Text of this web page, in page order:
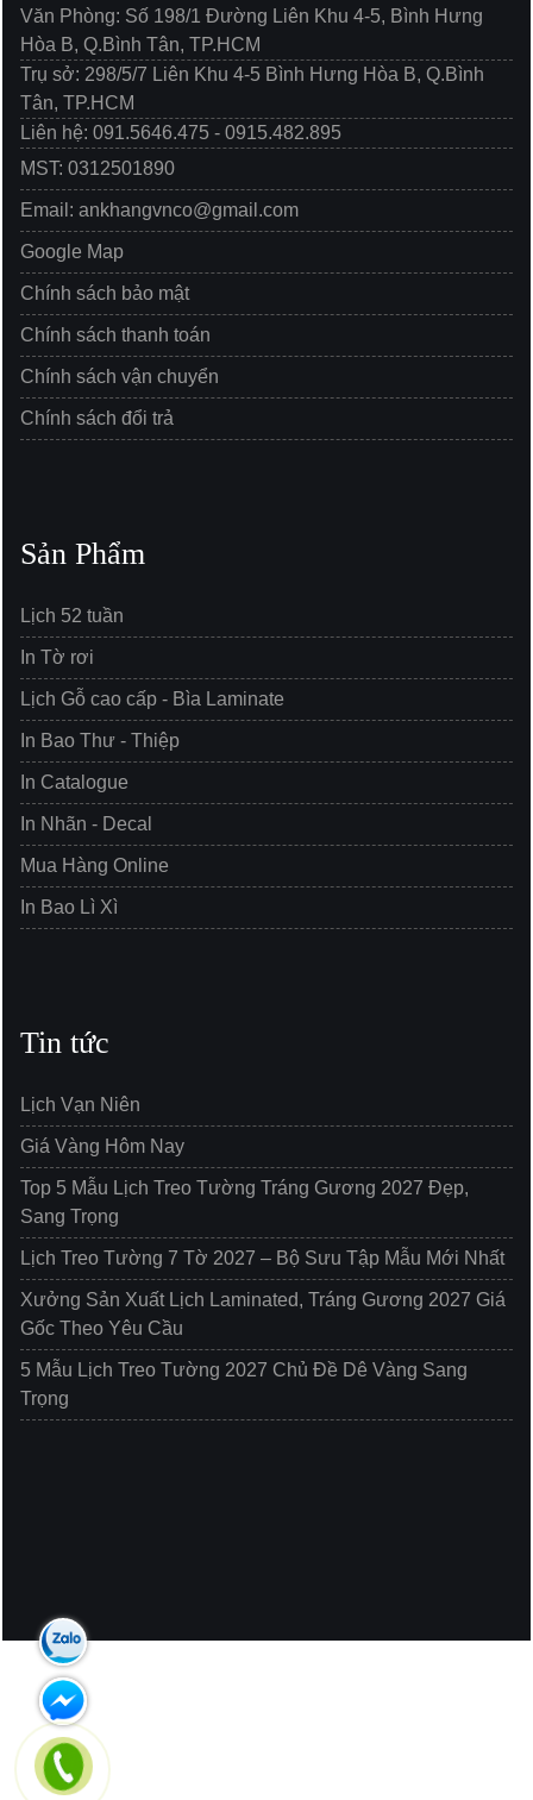
Văn Phòng: Số 198/1 Đường Liên Khu 4-5, Bình Hưng
Hòa B, Q.Bình Tân, TP.HCM
Trụ sở: 298/5/7 Liên Khu 4-5 Bình Hưng Hòa B, Q.Bình
Tân, TP.HCM
Liên hệ: 091.5646.475 - 0915.482.895
MST: 0312501890
Email: ankhangvnco@gmail.com
Google Map
Chính sách bảo mật
Chính sách thanh toán
Chính sách vận chuyển
Chính sách đổi trả
Sản Phẩm
Lịch 52 tuần
In Tờ rơi
Lịch Gỗ cao cấp - Bìa Laminate
In Bao Thư - Thiệp
In Catalogue
In Nhãn - Decal
Mua Hàng Online
In Bao Lì Xì
Tin tức
Lịch Vạn Niên
Giá Vàng Hôm Nay
Top 5 Mẫu Lịch Treo Tường Tráng Gương 2027 Đẹp,
Sang Trọng
Lịch Treo Tường 7 Tờ 2027 – Bộ Sưu Tập Mẫu Mới Nhất
Xưởng Sản Xuất Lịch Laminated, Tráng Gương 2027 Giá
Gốc Theo Yêu Cầu
5 Mẫu Lịch Treo Tường 2027 Chủ Đề Dê Vàng Sang
Trọng